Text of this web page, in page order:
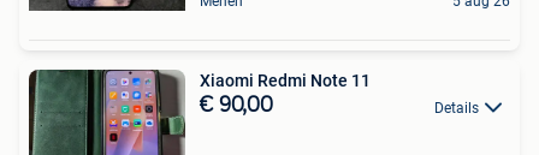
Xiaomi Redmi Note 11
€ 90,00 Details